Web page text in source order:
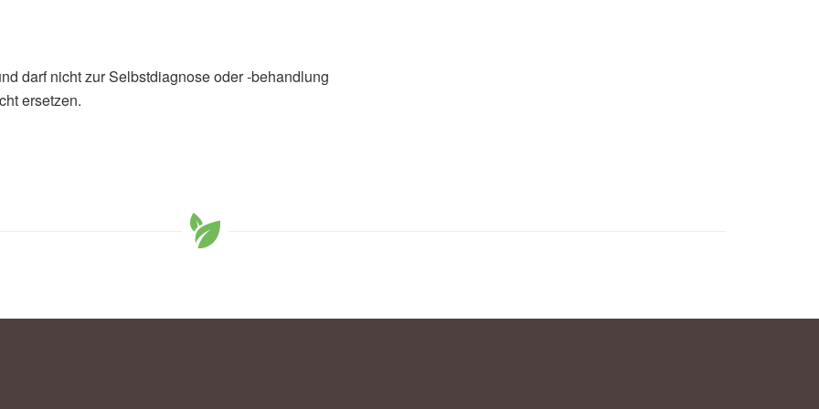
darf nicht zur Selbstdiagnose oder -behandlung
ersetzen.